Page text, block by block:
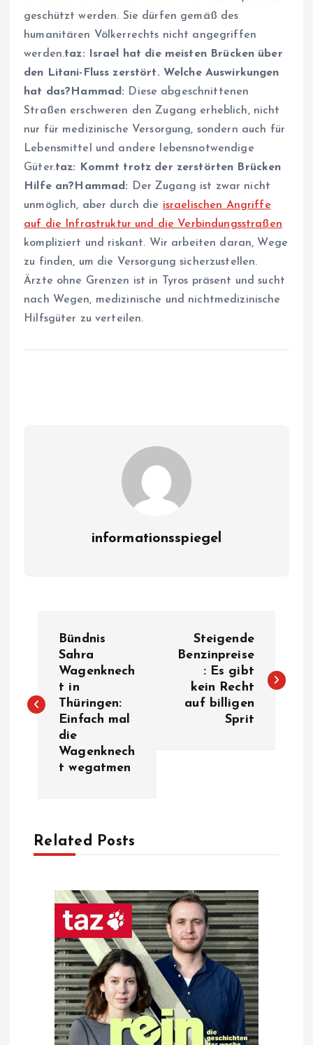
geschützt werden. Sie dürfen gemäß des
humanitären Völkerrechts nicht angegriffen
werden.taz: Israel hat die meisten Brücken über
den Litani-Fluss zerstört. Welche Auswirkungen
hat das?Hammad: Diese abgeschnittenen
Straßen erschweren den Zugang erheblich, nicht
nur für medizinische Versorgung, sondern auch für
Lebensmittel und andere lebensnotwendige
Güter.taz: Kommt trotz der zerstörten Brücken
Hilfe an?Hammad: Der Zugang ist zwar nicht
unmöglich, aber durch die israelischen Angriffe
auf die Infrastruktur und die Verbindungsstraßen
kompliziert und riskant. Wir arbeiten daran, Wege
zu finden, um die Versorgung sicherzustellen.
Ärzte ohne Grenzen ist in Tyros präsent und sucht
nach Wegen, medizinische und nichtmedizinische
Hilfsgüter zu verteilen.
informationsspiegel
s
v
Bündnis
Sahra
Wagenknech
t in
Thüringen:
Einfach mal
die
Wagenknech
t wegatmen
Steigende
Benzinpreise
: Es gibt
kein Recht
auf billigen
Sprit
Related Posts